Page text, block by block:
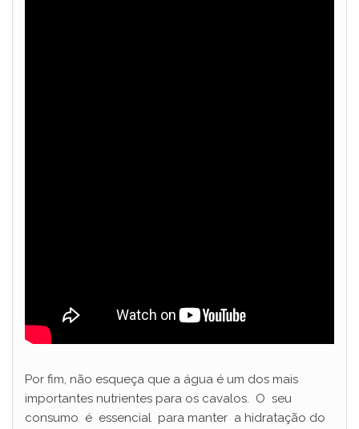
Por fim, não esqueça que a água é um dos mais
importantes nutrientes para os cavalos. O seu
consumo é essencial para manter a hidratação do